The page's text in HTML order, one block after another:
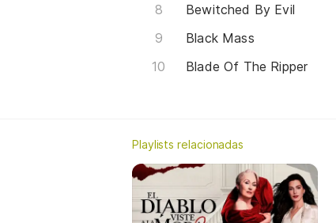
Bewitched By Evil
Black Mass
Blade Of The Ripper
Playlists relacionadas